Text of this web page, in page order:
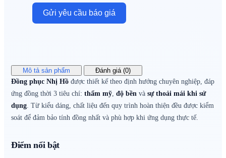
Gửi yêu cầu báo giá
Mô tả sản phẩm
Đánh giá (0)
Đồng phục Nhị Hồ được thiết kế theo định hướng chuyên nghiệp, đáp
ứng đồng thời 3 tiêu chí: thẩm mỹ, độ bền và sự thoải mái khi sử
dụng. Từ kiểu dáng, chất liệu đến quy trình hoàn thiện đều được kiểm
soát để đảm bảo tính đồng nhất và phù hợp khi ứng dụng thực tế.
Điểm nổi bật